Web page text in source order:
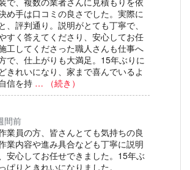
め手は口コミの良さでした。実際に
、評判通り。説明がとても丁寧で、
すく答えてくださり、安心してお任
工してくださった職人さんも仕事へ
で、仕上がりも大満足。15年ぶりに
きれいになり、家まで喜んでいるよ
信を持 … （続き）
間前
業員の方、皆さんとても気持ちの良
業内容や進み具合なども丁寧に説明
安心してお任せできました。15年ぶ
ぱりときれいになりました。